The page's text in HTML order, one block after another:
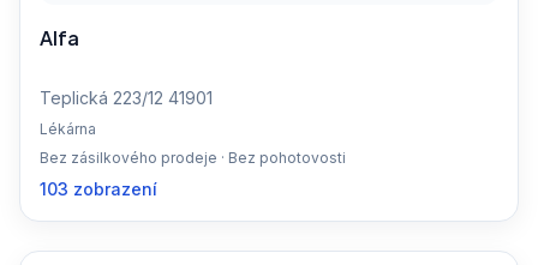
Alfa
Teplická 223/12 41901
Lékárna
Bez zásilkového prodeje · Bez pohotovosti
103 zobrazení